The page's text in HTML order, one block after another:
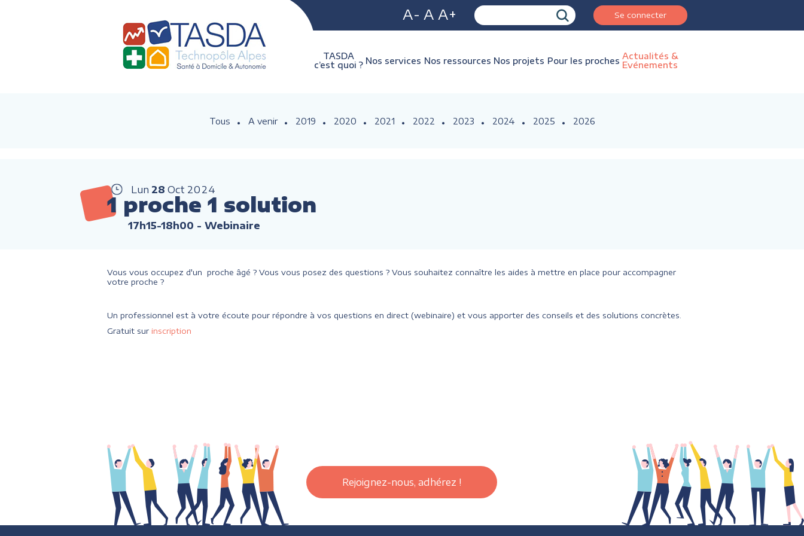
A- A A+ Se connecter
TASDA
c’est quoi ? Nos services Nos ressources Nos projets Pour les proches Actualités &
Evénements
Tous A venir 2019 2020 2021 2022 2023 2024 2025 2026
Lun 28 Oct 2024
1 proche 1 solution
17h15-18h00 - Webinaire
Vous vous occupez d'un proche âgé ? Vous vous posez des questions ? Vous souhaitez connaître les aides à mettre en place pour accompagner
votre proche ?
Un professionnel est à votre écoute pour répondre à vos questions en direct (webinaire) et vous apporter des conseils et des solutions concrètes.
Gratuit sur inscription
Rejoignez-nous, adhérez !